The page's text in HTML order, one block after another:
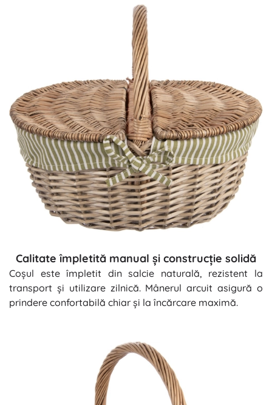
Calitate împletită manual și construcție solidă
Coșul este împletit din salcie naturală, rezistent la
transport și utilizare zilnică. Mânerul arcuit asigură o
prindere confortabilă chiar și la încărcare maximă.